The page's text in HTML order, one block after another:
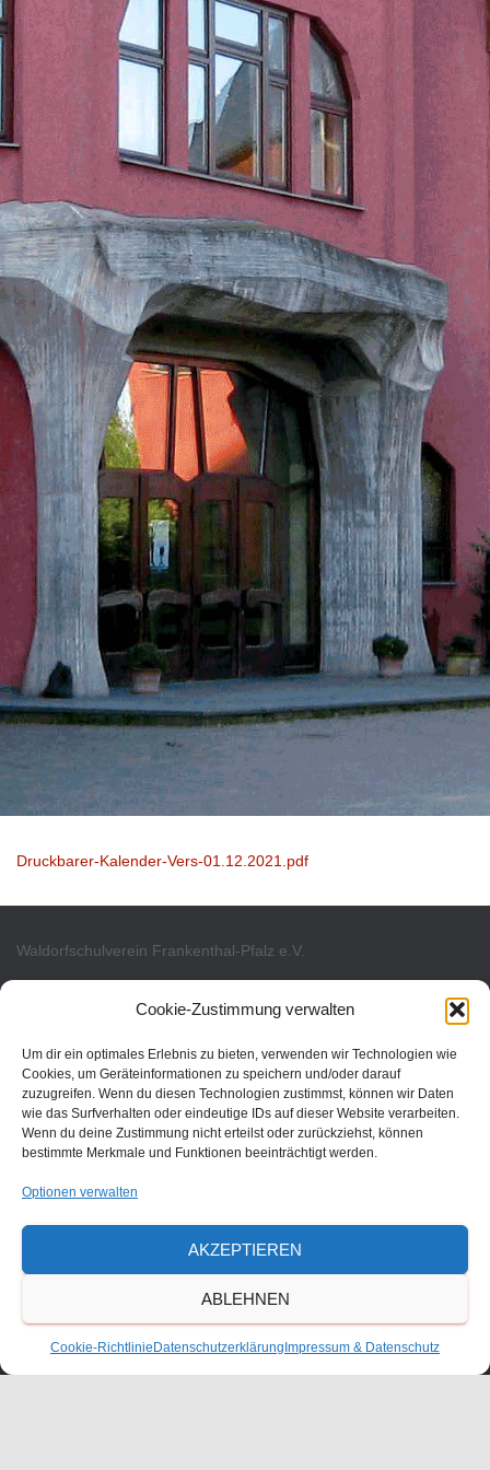
Cookie-Zustimmung verwalten
Um dir ein optimales Erlebnis zu bieten, verwenden wir Technologien wie
Cookies, um Geräteinformationen zu speichern und/oder darauf
zuzugreifen. Wenn du diesen Technologien zustimmst, können wir Daten
wie das Surfverhalten oder eindeutige IDs auf dieser Website verarbeiten.
Wenn du deine Zustimmung nicht erteilst oder zurückziehst, können
bestimmte Merkmale und Funktionen beeinträchtigt werden.
Optionen verwalten
AKZEPTIEREN
ABLEHNEN
Cookie-Richtlinie Datenschutzerklärung Impressum & Datenschutz
Druckbarer-Kalender-Vers-01.12.2021.pdf
Waldorfschulverein Frankenthal-Pfalz e.V.
Julius-Bettinger-Str. 1
67227 Frankenthal
Tel. 06233/60052-0
ANFAHRT